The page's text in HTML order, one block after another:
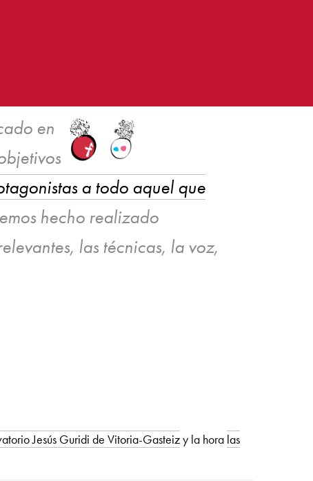
en
a todo aquel que
hecho realizado
las técnicas, la voz,
Jesús Guridi de Vitoria-Gasteizy la hora las